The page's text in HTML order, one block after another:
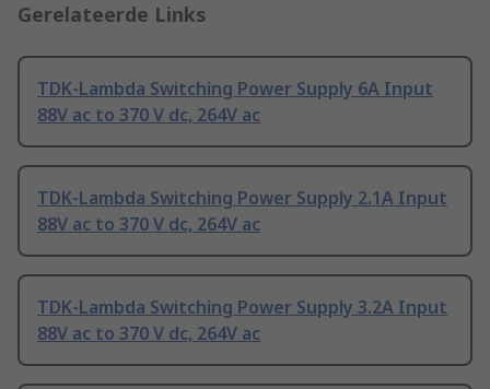
Gerelateerde Links
TDK-Lambda Switching Power Supply 6A Input
88V ac to 370 V dc, 264V ac
TDK-Lambda Switching Power Supply 2.1A Input
88V ac to 370 V dc, 264V ac
TDK-Lambda Switching Power Supply 3.2A Input
88V ac to 370 V dc, 264V ac